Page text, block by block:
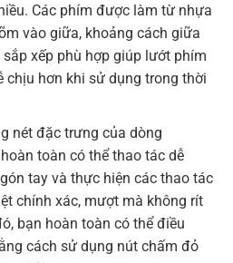
Các phím được làm từ nhựa
vào giữa, khoảng cách giữa
xếp phù hợp giúp lướt phím
chịu hơn khi sử dụng trong thời
nét đặc trưng của dòng
toàn có thể thao tác dễ
tay và thực hiện các thao tác
chính xác, mượt mà không rít
bạn hoàn toàn có thể điều
cách sử dụng nút chấm đỏ